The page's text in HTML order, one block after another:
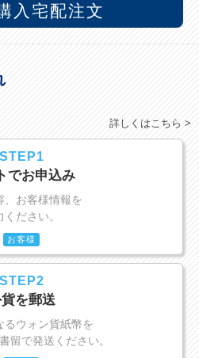
入宅配注文
詳しくはこちら >
STEP1
でお申込み
、お客様情報を
ください。
お客様
STEP2
を郵送
るウォン貨紙幣を
留で発送ください。